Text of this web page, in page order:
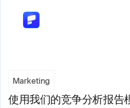
Marketing
使用我们的竞争分析报告